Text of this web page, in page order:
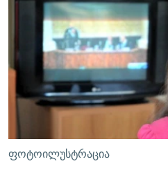
ᲛᲝᲚᲐᲞᲐᲠᲐᲙᲔ ᲢᲔᲥᲡᲢᲔᲑᲘ
ᲨᲘᲜ - ᲣᲪᲮᲝᲔᲗᲨᲘ
ᲚᲘᲢᲔᲠᲐᲢᲣᲠᲣᲚᲘ ᲬᲐᲮᲜᲐᲒᲔᲑᲘ
ᲐᲛᲔᲠᲘᲙᲣᲚᲘ ᲛᲝᲗᲮᲠᲝᲑᲐ
ᲘᲛᲞᲔᲠᲘᲐ ᲓᲐ ᲠᲐᲓᲘᲝ
ᲩᲔᲛᲘ ᲡᲘᲙᲕᲓᲘᲚᲘᲡ ᲛᲘᲖᲔᲖᲘᲐ
11 ᲬᲔᲚᲘ - 11 ᲐᲛᲑᲐᲕᲘ
ᲡᲐᲞᲐᲠᲚᲐᲛᲔᲜᲢᲝ ᲐᲠᲩᲔᲕᲜᲔᲑᲘᲡ
ᲑᲐᲕᲨᲕᲔᲑᲘ ᲞᲠᲝᲡᲢᲘᲢᲣᲪᲘᲐᲨᲘ -
5 ᲐᲛᲑᲐᲕᲘ - 20 ᲘᲕᲜᲘᲡᲡ
ᲐᲒᲕᲘᲡᲢᲝᲡ ᲝᲛᲘ
ПРИВЕТ ᲙᲣᲚᲢᲣᲠᲐ
ᲒᲐᲛᲝᲘᲬᲔᲠᲔ
რთე/რთ-ის ყველა
ფოტოილუსტრაცია